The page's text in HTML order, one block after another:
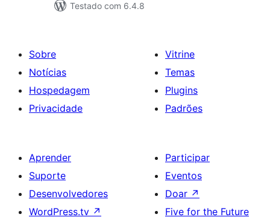
Testado com 6.4.8
Sobre
Notícias
Hospedagem
Privacidade
Vitrine
Temas
Plugins
Padrões
Aprender
Suporte
Desenvolvedores
WordPress.tv ↗
Participar
Eventos
Doar ↗
Five for the Future